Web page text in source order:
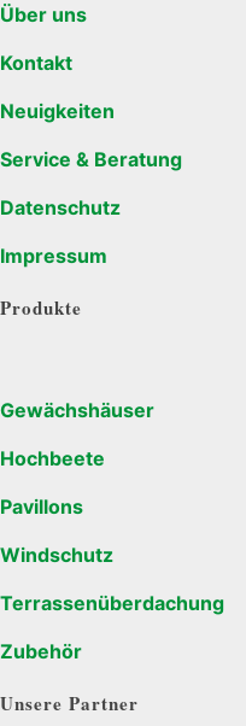
Über uns
Kontakt
Neuigkeiten
Service & Beratung
Datenschutz
Impressum
Produkte
Gewächshäuser
Hochbeete
Pavillons
Windschutz
Terrassenüberdachung
Zubehör
Unsere Partner